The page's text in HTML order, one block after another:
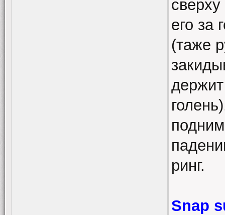
его за
(таже
ринг.
Snap